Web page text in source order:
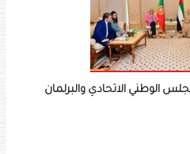
الوطني الاتحادي والبرلمان